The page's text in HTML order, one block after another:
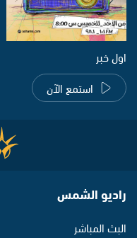
اول خبر
استمع الآن
راديو الشمس
البث المباشر